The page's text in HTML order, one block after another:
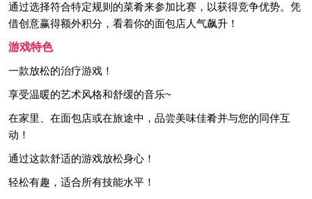
通过选择符合特定规则的菜肴来参加比赛，以获得竞争优势。凭
借创意赢得额外积分，看着你的面包店人气飙升！
游戏特色
一款放松的治疗游戏！
享受温暖的艺术风格和舒缓的音乐~
在家里、在面包店或在旅途中，品尝美味佳肴并与您的同伴互
动！
通过这款舒适的游戏放松身心！
轻松有趣，适合所有技能水平！